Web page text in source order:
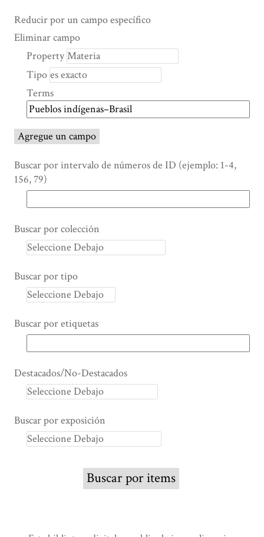
Number
rows
"Reducir
por
campo
específico":
1
Reducir por un campo específico
Search Property
Tipo de búsqueda
Términos de búsqueda
Ensamblador de Búsqueda
Eliminar campo
Property
Tipo
Terms
Agregue un campo
Buscar por intervalo de números de ID (ejemplo: 1-4,
156, 79)
Buscar por colección
Buscar por tipo
Buscar por etiquetas
Destacados/No-Destacados
Buscar por exposición